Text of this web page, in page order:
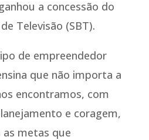
a concessão do
Televisão (SBT).
de empreendedor
que não importa a
encontramos, com
e coragem,
metas que